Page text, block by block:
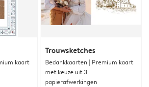
kaart
Trouwsketches
Bedankkaarten | Premium kaart
met keuze uit 3
papierafwerkingen